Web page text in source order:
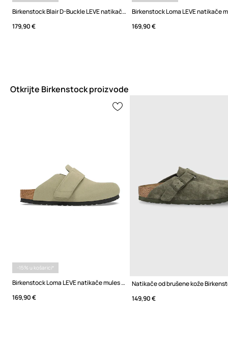
Birkenstock Blair D-Buckle LEVE natikače mules za žene od brušene kože
179,90 €
169,90 €
Otkrijte Birkenstock proizvode
-15% u košarici*
Birkenstock Loma LEVE natikače mules za žene od brušene kože
169,90 €
149,90 €